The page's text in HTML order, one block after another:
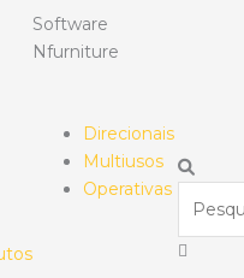
Software
Nfurniture
Direcionais
Multiusos
Operativas
Procurar